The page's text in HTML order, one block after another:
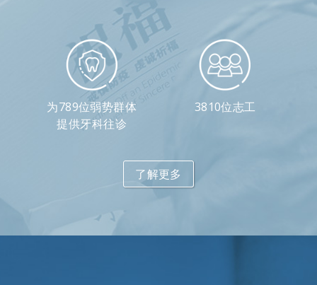
为789位弱势群体
提供牙科往诊
3810位志工
了解更多